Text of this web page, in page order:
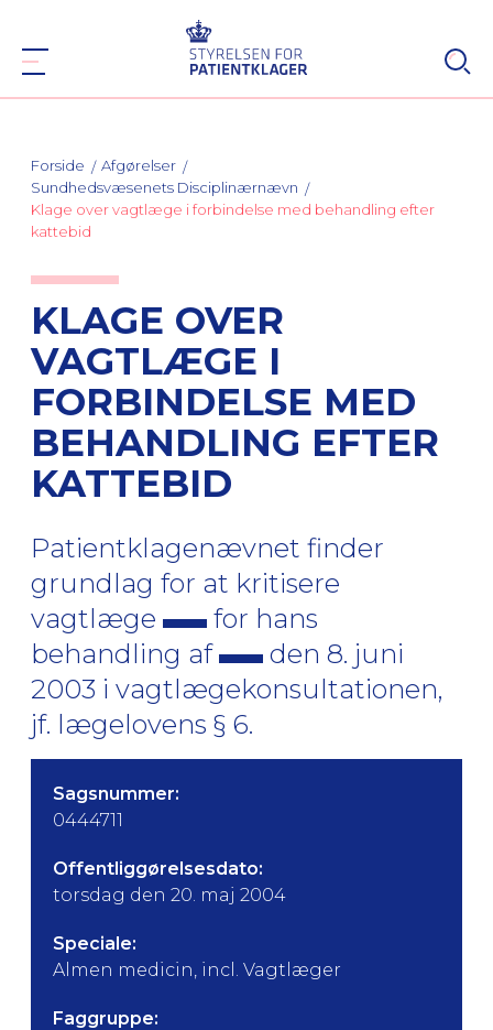
Forside
Afgørelser
Sundhedsvæsenets Disciplinærnævn
Klage over vagtlæge i forbindelse med behandling efter
kattebid
KLAGE OVER
VAGTLÆGE I
FORBINDELSE MED
BEHANDLING EFTER
KATTEBID
Patientklagenævnet finder
grundlag for at kritisere
vagtlæge
for hans
behandling af
den 8. juni
2003 i vagtlægekonsultationen,
jf. lægelovens § 6.
Sagsnummer:
0444711
Offentliggørelsesdato:
torsdag den 20. maj 2004
Speciale:
Almen medicin, incl. Vagtlæger
Faggruppe: